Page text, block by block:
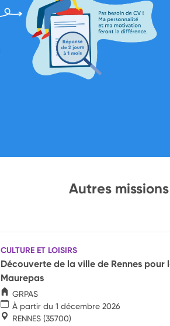
Autres
CULTURE ET LOISIRS
Découverte de la ville de Rennes pour
Maurepas
GRPAS
À partir du 1 décembre 2026
RENNES (35700)